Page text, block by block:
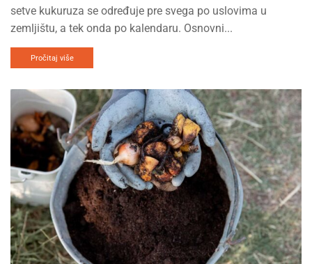
setve kukuruza se određuje pre svega po uslovima u
zemljištu, a tek onda po kalendaru. Osnovni...
Pročitaj više